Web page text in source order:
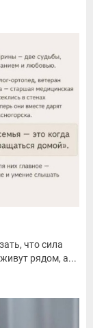
что сила
рядом, а...